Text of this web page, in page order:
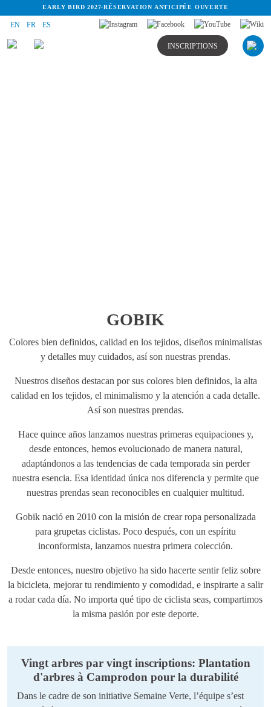
EARLY BIRD 2027·RÉSERVATION ANTICIPÉE OUVERTE
EN FR ES
INSCRIPTIONS
GOBIK
Colores bien definidos, calidad en los tejidos, diseños minimalistas
y detalles muy cuidados, así son nuestras prendas.
Nuestros diseños destacan por sus colores bien definidos, la alta
calidad en los tejidos, el minimalismo y la atención a cada detalle.
Así son nuestras prendas.
Hace quince años lanzamos nuestras primeras equipaciones y,
desde entonces, hemos evolucionado de manera natural,
adaptándonos a las tendencias de cada temporada sin perder
nuestra esencia. Esa identidad única nos diferencia y permite que
nuestras prendas sean reconocibles en cualquier multitud.
Gobik nació en 2010 con la misión de crear ropa personalizada
para grupetas ciclistas. Poco después, con un espíritu
inconformista, lanzamos nuestra primera colección.
Desde entonces, nuestro objetivo ha sido hacerte sentir feliz sobre
la bicicleta, mejorar tu rendimiento y comodidad, e inspirarte a salir
a rodar cada día. No importa qué tipo de ciclista seas, compartimos
la misma pasión por este deporte.
Vingt arbres par vingt inscriptions: Plantation
d'arbres à Camprodon pour la durabilité
Dans le cadre de son initiative Semaine Verte, l’équipe s’est